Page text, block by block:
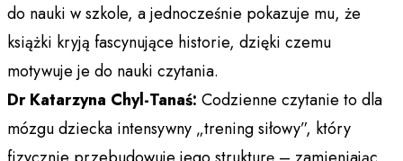
do nauki w szkole, a jednocześnie pokazuje mu, że
książki kryją fascynujące historie, dzięki czemu
motywuje je do nauki czytania.
Dr Katarzyna Chyl-Tanaś: Codzienne czytanie to dla
mózgu dziecka intensywny „trening siłowy”, który